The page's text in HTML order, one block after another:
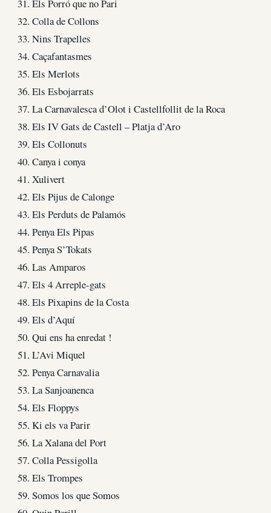
31. Els Porró que no Pari
32. Colla de Collons
33. Nins Trapelles
34. Caçafantasmes
35. Els Merlots
36. Els Esbojarrats
37. La Carnavalesca d’Olot i Castellfollit de la Roca
38. Els IV Gats de Castell – Platja d’Aro
39. Els Collonuts
40. Canya i conya
41. Xulivert
42. Els Pijus de Calonge
43. Els Perduts de Palamós
44. Penya Els Pipas
45. Penya S’Tokats
46. Las Amparos
47. Els 4 Arreple-gats
48. Els Pixapins de la Costa
49. Els d’Aquí
50. Qui ens ha enredat !
51. L’Avi Miquel
52. Penya Carnavalia
53. La Sanjoanenca
54. Els Floppys
55. Ki els va Parir
56. La Xalana del Port
57. Colla Pessigolla
58. Els Trompes
59. Somos los que Somos